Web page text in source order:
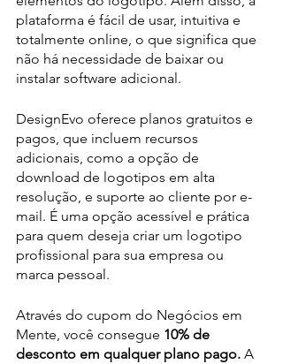
plataforma é fácil de usar, intuitiva e
totalmente online, o que significa que
não há necessidade de baixar ou
instalar software adicional.
DesignEvo oferece planos gratuitos e
pagos, que incluem recursos
adicionais, como a opção de
download de logotipos em alta
resolução, e suporte ao cliente por e-
mail. É uma opção acessível e prática
para quem deseja criar um logotipo
profissional para sua empresa ou
marca pessoal.
Através do cupom do Negócios em
Mente, você consegue 10% de
desconto em qualquer plano pago. A